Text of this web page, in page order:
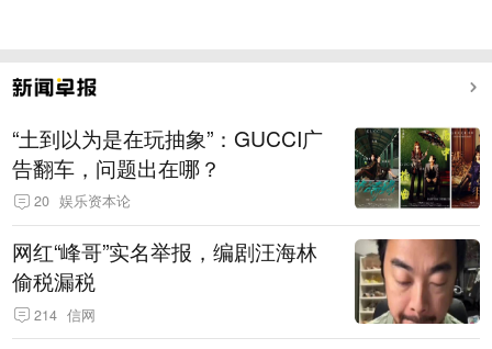
“土到以为是在玩抽象”：GUCCI广
告翻车，问题出在哪？
20 娱乐资本论
网红“峰哥”实名举报，编剧汪海林
偷税漏税
214 信网